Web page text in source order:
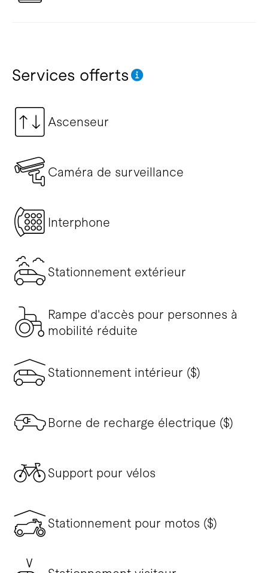
Services offerts
Ascenseur
Caméra de surveillance
Interphone
Stationnement extérieur
Rampe d'accès pour personnes à
mobilité réduite
Stationnement intérieur ($)
Borne de recharge électrique ($)
Support pour vélos
Stationnement pour motos ($)